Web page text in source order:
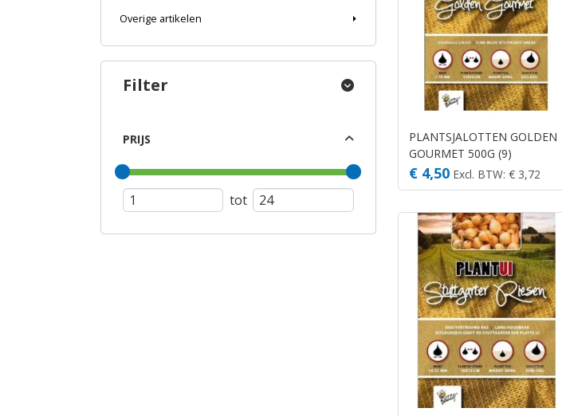
Overige artikelen
Filter
PRIJS
tot
PLANTSJALOTTEN GOLDEN
GOURMET 500G (9)
€ 4,50 Excl. BTW: € 3,72